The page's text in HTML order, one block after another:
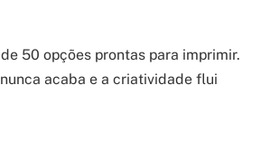
50 opções prontas para imprimir.
acaba e a criatividade flui